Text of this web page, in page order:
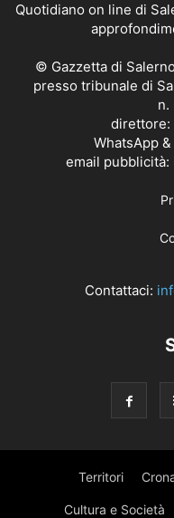
Quotidiano on line di
© Gazzetta di
presso tribunale di
n.
direttore:
WhatsApp
email pubblicità:
Contattaci:
Territori
Cultura e Società